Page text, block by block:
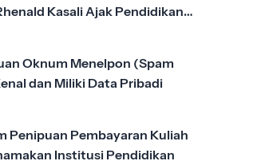
Kasali Ajak Pendidikan
Oknum Menelpon (Spam
dan Miliki Data Pribadi
Penipuan Pembayaran Kuliah
Institusi Pendidikan